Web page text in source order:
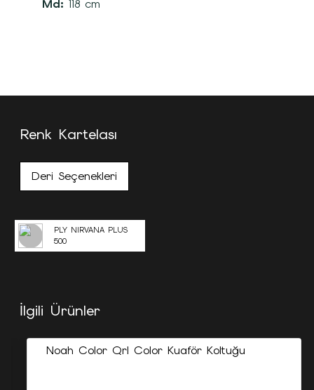
Md: 118 cm
Renk Kartelası
Deri Seçenekleri
PLY NIRVANA PLUS
500
İlgili Ürünler
Noah Color Qrl Color Kuaför Koltuğu